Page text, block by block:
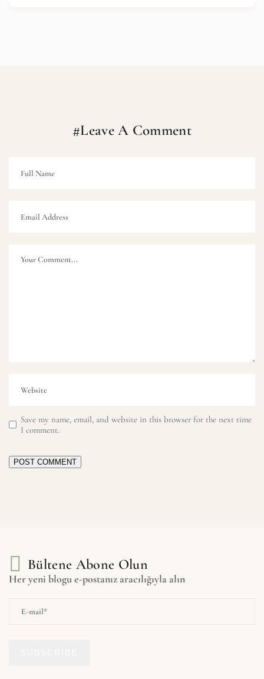
#Leave A Comment
Save my name, email, and website in this browser for the next time
I comment.
POST COMMENT
Bültene Abone Olun
Her yeni blogu e-postanız aracılığıyla alın